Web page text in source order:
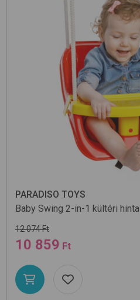
PARADISO TOYS
Baby Swing 2-in-1 kültéri hinta
12 074 Ft
10 859 Ft